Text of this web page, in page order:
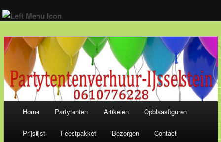
Wij verhuren alles voor een geslaagd feest! 06-10 77 62 28
Skip
to
Home Partytenten Artikelen Opblaasfiguren
Prijslijst Feestpakket Bezorgen Contact